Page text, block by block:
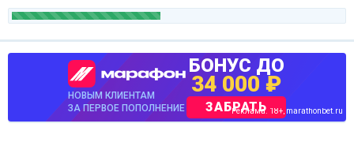
НОВЫМ КЛИЕНТАМ
ЗА ПЕРВОЕ ПОПОЛНЕНИЕ
БОНУС ДО
34 000 ₽
ЗАБРАТЬ
Реклама. 18+, marathonbet.ru